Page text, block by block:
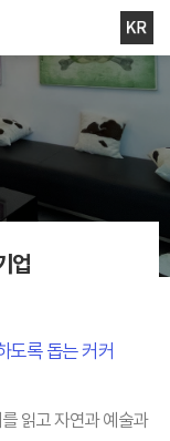
업
도록 돕는 커커
읽고 자연과 예술과